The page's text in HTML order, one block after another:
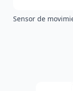
Sensor de